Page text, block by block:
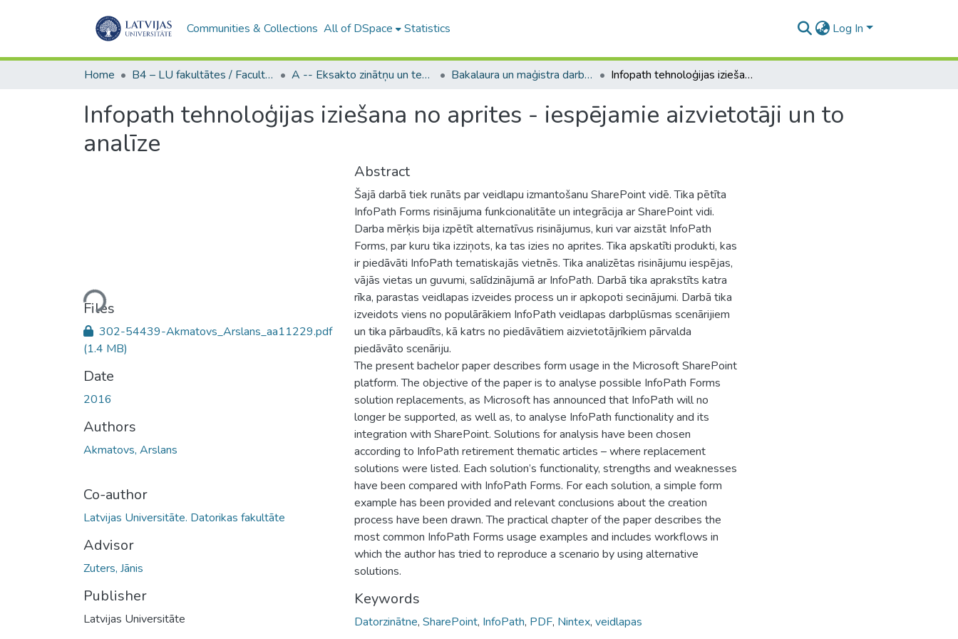
Communities & Collections All of DSpace Statistics Log In
Home B4 – LU fakultātes / Faculties of the UL A -- Eksakto zinātņu un tehnoloģiju fakultāte / Faculty of Science and Technology Bakalaura un maģistra darbi (EZTF) / Bachelor's and Master's theses Infopath tehnoloģijas iziešana no aprites - iespējamie aizvietotāji un to analīze
Infopath tehnoloģijas iziešana no aprites - iespējamie aizvietotāji un to
analīze
Loading...
Files
302-54439-Akmatovs_Arslans_aa11229.pdf
(1.4 MB)
Date
2016
Authors
Akmatovs, Arslans
Co-author
Latvijas Universitāte. Datorikas fakultāte
Advisor
Zuters, Jānis
Publisher
Latvijas Universitāte
Abstract
Šajā darbā tiek runāts par veidlapu izmantošanu SharePoint vidē. Tika pētīta
InfoPath Forms risinājuma funkcionalitāte un integrācija ar SharePoint vidi.
Darba mērķis bija izpētīt alternatīvus risinājumus, kuri var aizstāt InfoPath
Forms, par kuru tika izziņots, ka tas izies no aprites. Tika apskatīti produkti, kas
ir piedāvāti InfoPath tematiskajās vietnēs. Tika analizētas risinājumu iespējas,
vājās vietas un guvumi, salīdzinājumā ar InfoPath. Darbā tika aprakstīts katra
rīka, parastas veidlapas izveides process un ir apkopoti secinājumi. Darbā tika
izveidots viens no populārākiem InfoPath veidlapas darbplūsmas scenārijiem
un tika pārbaudīts, kā katrs no piedāvātiem aizvietotājrīkiem pārvalda
piedāvāto scenāriju.
The present bachelor paper describes form usage in the Microsoft SharePoint
platform. The objective of the paper is to analyse possible InfoPath Forms
solution replacements, as Microsoft has announced that InfoPath will no
longer be supported, as well as, to analyse InfoPath functionality and its
integration with SharePoint. Solutions for analysis have been chosen
according to InfoPath retirement thematic articles – where replacement
solutions were listed. Each solution’s functionality, strengths and weaknesses
have been compared with InfoPath Forms. For each solution, a simple form
example has been provided and relevant conclusions about the creation
process have been drawn. The practical chapter of the paper describes the
most common InfoPath Forms usage examples and includes workflows in
which the author has tried to reproduce a scenario by using alternative
solutions.
Keywords
Datorzinātne, SharePoint, InfoPath, PDF, Nintex, veidlapas